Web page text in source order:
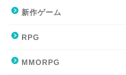
新作ゲーム
RPG
MMORPG